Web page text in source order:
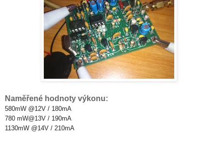
Naměřené hodnoty výkonu:
580mW @12V / 180mA
780 mW@13V / 190mA
1130mW @14V / 210mA